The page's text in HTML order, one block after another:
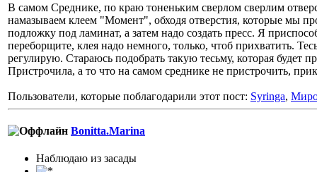
В самом Среднике, по краю тоненьким сверлом сверлим
намазываем клеем "Момент", обходя отверстия, которые мы
подложку под ламинат, а затем надо создать пресс. Я
переборщите, клея надо немного, только, чтоб прихватить.
регулирую. Стараюсь подобрать такую тесьму, которая
Пристрочила, а то что на самом среднике не пристрочить,
Пользователи, которые поблагодарили этот пост: Syringa,
Bonitta.Marina
Наблюдаю из засады